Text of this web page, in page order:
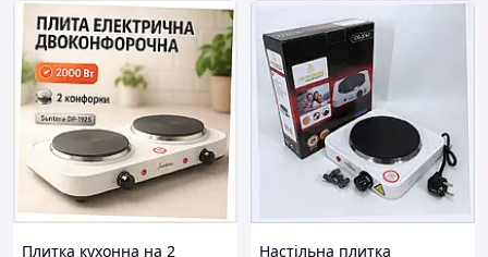
Плитка кухонна на 2
Настільна плитка